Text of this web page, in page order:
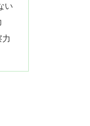
い